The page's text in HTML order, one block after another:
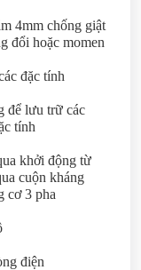
4mm chống giật
đổi hoặc momen
đặc tính
để lưu trữ các
tính
khởi động từ
cuộn kháng
cơ 3 pha
điện